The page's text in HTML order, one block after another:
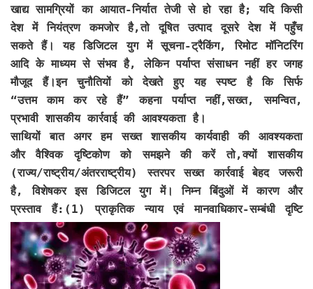
खाद्य सामग्रियों का आयात-निर्यात तेजी से हो रहा है; यदि किसी
देश में नियंत्रण कमजोर है,तो दूषित उत्पाद दूसरे देश में पहुँच
सकते हैं। यह डिजिटल युग में सूचना-ट्रैकिंग, रिमोट मॉनिटरिंग
आदि के माध्यम से संभव है, लेकिन पर्याप्त संसाधन नहीं हर जगह
मौजूद हैं।इन चुनौतियों को देखते हुए यह स्पष्ट है कि सिर्फ
“उत्तम काम कर रहे हैं” कहना पर्याप्त नहीं,सख्त, समन्वित,
प्रभावी शासकीय कार्रवाई की आवश्यकता है।
साथियों बात अगर हम सख्त शासकीय कार्यवाही की आवश्यकता
और वैश्विक दृष्टिकोण को समझने की करें तो,क्यों शासकीय
(राज्य/राष्ट्रीय/अंतरराष्ट्रीय) स्तरपर सख्त कार्रवाई बेहद जरूरी
है, विशेषकर इस डिजिटल युग में। निम्न बिंदुओं में कारण और
प्रस्ताव हैं:(1) प्राकृतिक न्याय एवं मानवाधिकार-सम्बंधी दृष्टि